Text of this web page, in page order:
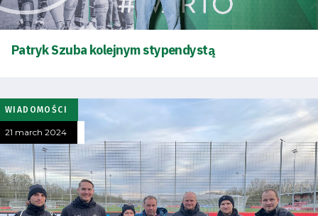
Patryk Szuba kolejnym stypendystą
WIADOMOŚCI
21 march 2024